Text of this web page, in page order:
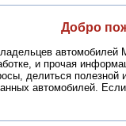
Добро
и прочая
делиться
автомобилей.